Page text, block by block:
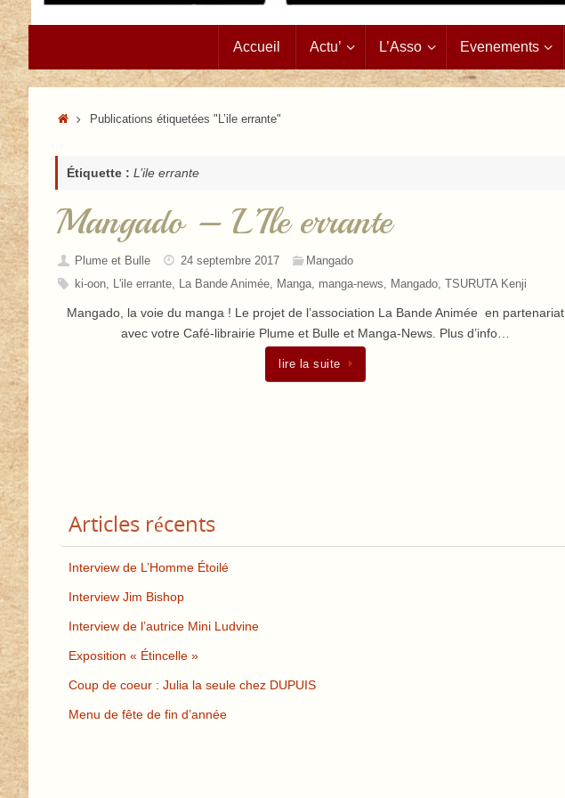
Passer
au
contenu
Accueil Actu’ L’Asso Evenements
AccueilPublications étiquetées "L’ile errante"
Étiquette : L’ile errante
Mangado – L’Ile errante
Plume et Bulle 24 septembre 2017
Mangado
ki-oon, L'ile errante, La Bande Animée, Manga, manga-news, Mangado, TSURUTA Kenji
Mangado, la voie du manga ! Le projet de l’association La Bande Animée en partenariat
avec votre Café-librairie Plume et Bulle et Manga-News. Plus d’info…
lire la suite
Articles récents
Interview de L’Homme Étoilé
Interview Jim Bishop
Interview de l’autrice Mini Ludvine
Exposition « Étincelle »
Coup de coeur : Julia la seule chez DUPUIS
Menu de fête de fin d’année